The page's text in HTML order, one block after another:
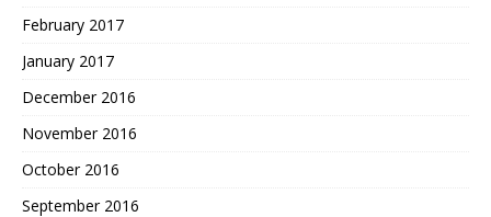
February 2017
January 2017
December 2016
November 2016
October 2016
September 2016